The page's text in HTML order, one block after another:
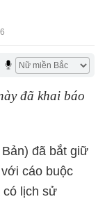
đã khai báo
đã bắt giữ
cáo buộc
có lịch sử